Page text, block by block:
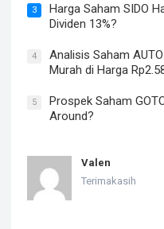
3
Harga Saham SIDO
Dividen 13%?
4
Analisis Saham
Murah di Harga
5
Prospek Saham
Around?
Valen
Terimakasih